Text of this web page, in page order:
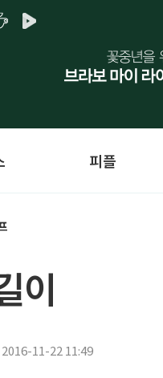
피플
이
11-22 11:49